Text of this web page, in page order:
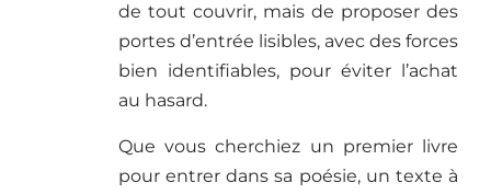
de tout couvrir, mais de proposer des
portes d’entrée lisibles, avec des forces
bien identifiables, pour éviter l’achat
au hasard.
Que vous cherchiez un premier livre
pour entrer dans sa poésie, un texte à